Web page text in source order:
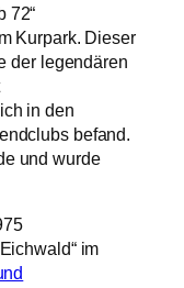
72“
Kurpark. Dieser
der legendären
in den
befand.
und wurde
im